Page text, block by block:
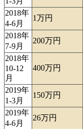
2018年
4-6月
1万円
2018年
7-9月
200万円
2018年
10-12
月
400万円
2019年
1-3月
150万円
2019年
4-6月
26万円